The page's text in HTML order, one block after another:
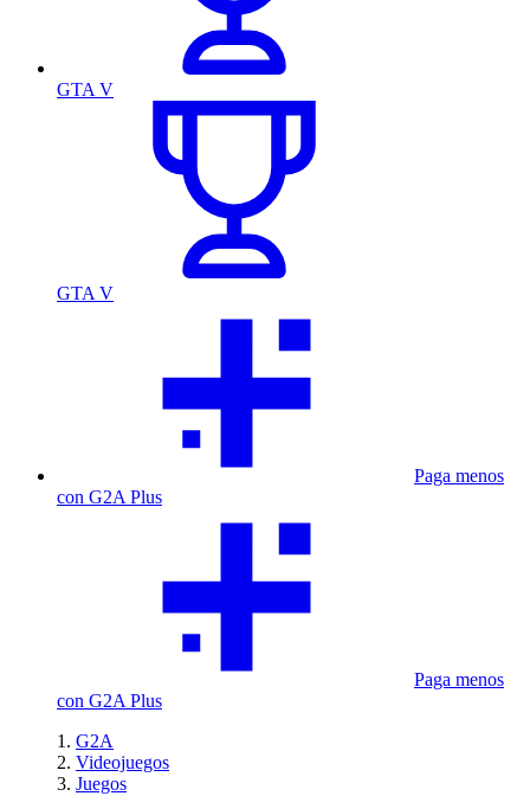
GTA V
GTA V
Paga menos
con G2A Plus
Paga menos
con G2A Plus
G2A
Videojuegos
Juegos